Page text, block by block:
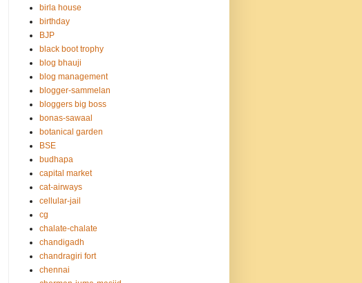
birla house
birthday
BJP
black boot trophy
blog bhauji
blog management
blogger-sammelan
bloggers big boss
bonas-sawaal
botanical garden
BSE
budhapa
capital market
cat-airways
cellular-jail
cg
chalate-chalate
chandigadh
chandragiri fort
chennai